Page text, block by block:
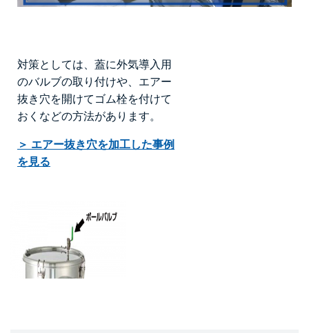
対策としては、蓋に外気導入用
のバルブの取り付けや、エアー
抜き穴を開けてゴム栓を付けて
おくなどの方法があります。
＞ エアー抜き穴を加工した事例
を見る